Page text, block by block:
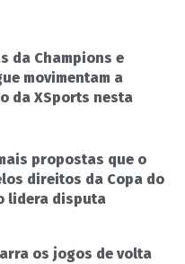
da Champions e
movimentam a
da XSports nesta
propostas que o
direitos da Copa do
lidera disputa
os jogos de volta